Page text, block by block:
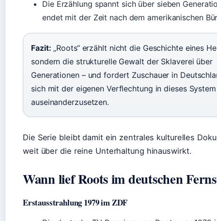
Die Erzählung spannt sich über sieben
endet mit der Zeit nach dem amerikanischen
Fazit: „Roots“ erzählt nicht die Geschichte eines
sondern die strukturelle Gewalt der Sklaverei über
Generationen – und fordert Zuschauer in
sich mit der eigenen Verflechtung in dieses System
auseinanderzusetzen.
Die Serie bleibt damit ein zentrales kulturelles
weit über die reine Unterhaltung hinauswirkt.
Wann lief Roots im deutschen
Erstausstrahlung 1979 im ZDF